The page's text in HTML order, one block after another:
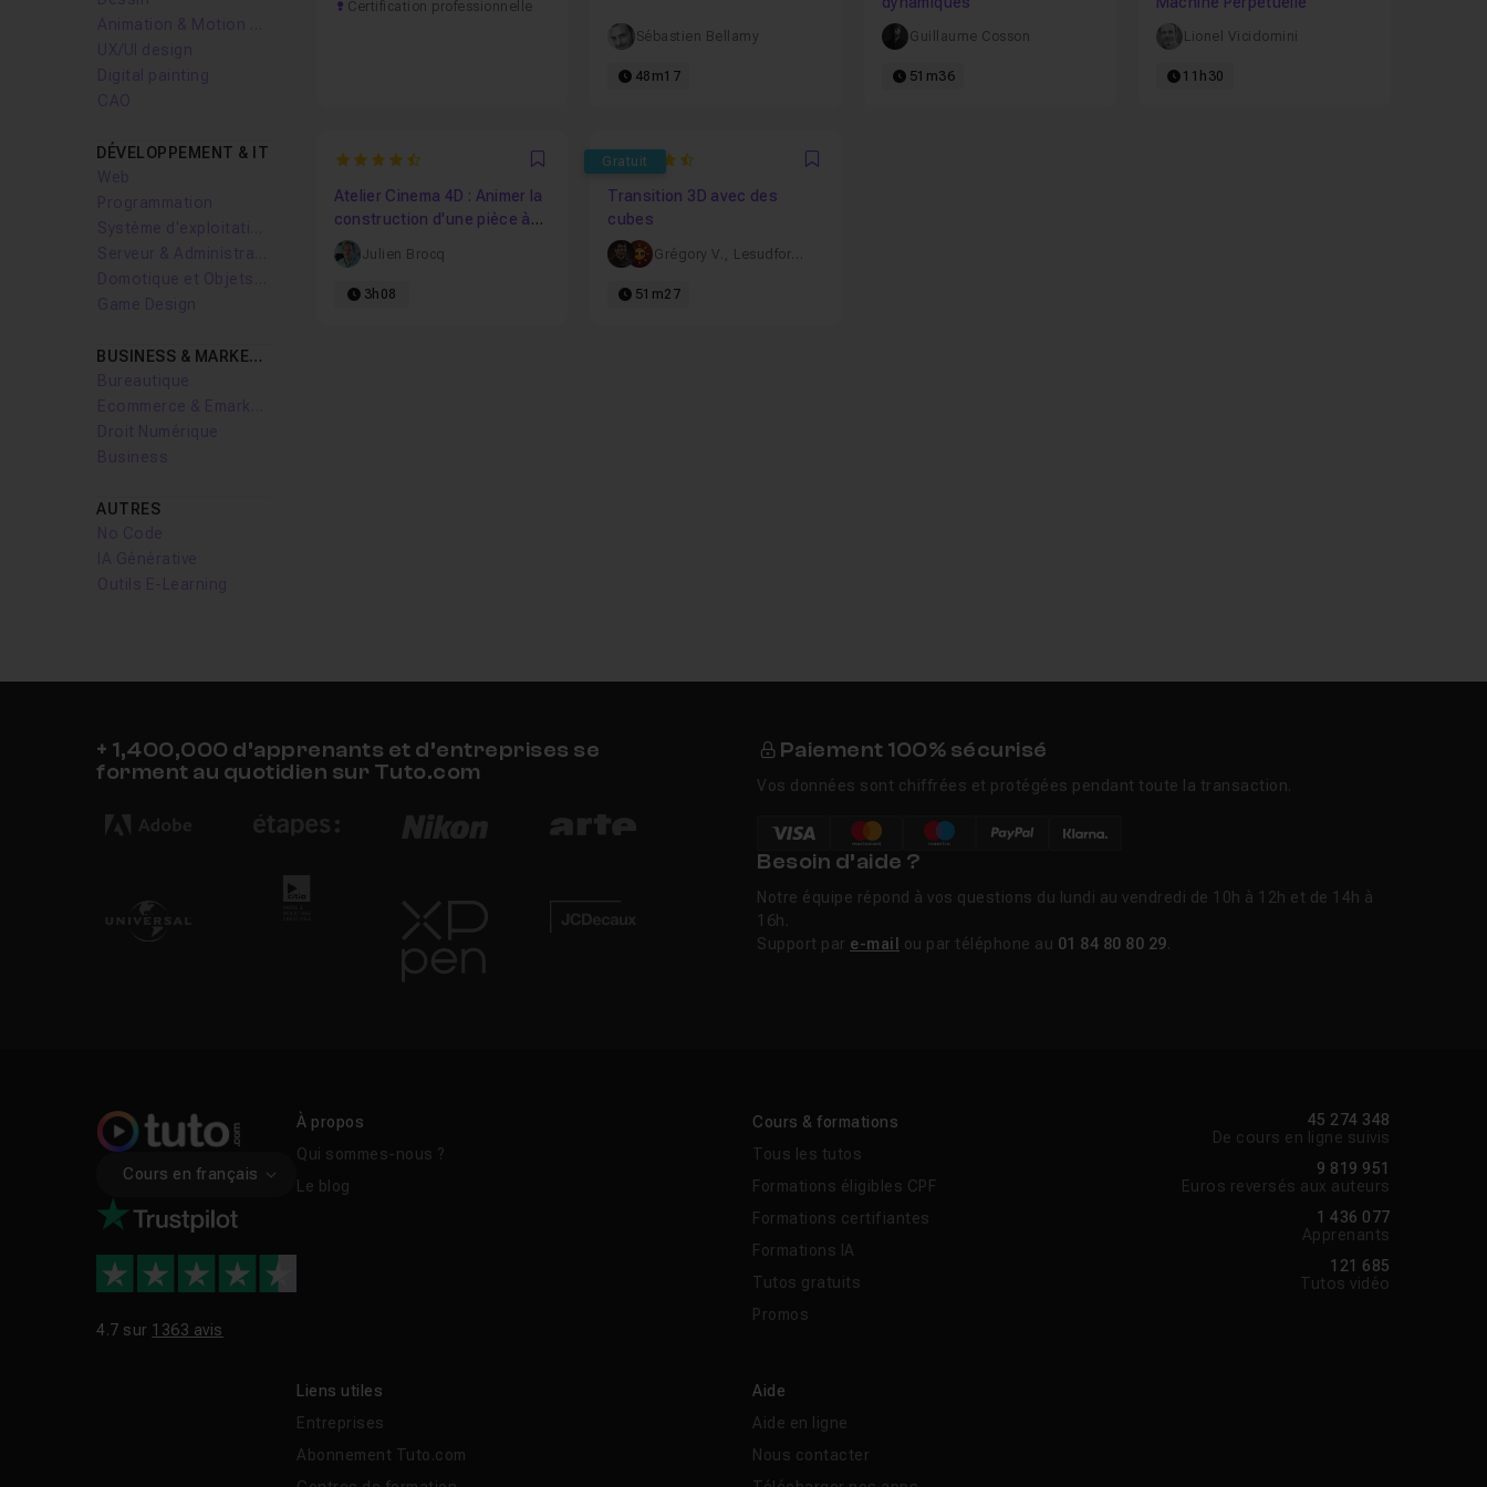
UX/UI design
Digital painting
CAO
DÉVELOPPEMENT & IT
Web
Programmation
Game Design
BUSINESS & MARKETING
Bureautique
Droit Numérique
Business
AUTRES
No Code
IA Générative
Outils E-Learning
Certification professionnelle
Sébastien Bellamy
48m17
Guillaume Cosson
51m36
Lionel Vicidomini
11h30
4.8235294117647 Favori
Atelier Cinema 4D : Animer la
construction d'une pièce à
l'aide des données
utilisateurs
Julien Brocq
3h08
Gratuit
4.8235294117647 Favori
Transition 3D avec des
cubes
Grégory V.
51m27
+ 1,400,000 d’apprenants et d’entreprises se
forment au quotidien sur Tuto.com
Paiement 100% sécurisé
Vos données sont chiffrées et protégées pendant toute la transaction.
Besoin d’aide ?
Notre équipe répond à vos questions du lundi au vendredi de 10h à 12h et de 14h à
16h.
Support par e-mail ou par téléphone au 01 84 80 80 29
Cours en français
4.7 sur 1363 avis
À propos
Qui sommes-nous ?
Le blog
Cours & formations
Tous les tutos
Formations éligibles CPF
Formations certifiantes
Formations IA
Tutos gratuits
Promos
Liens utiles
Entreprises
Abonnement Tuto.com
Aide
Aide en ligne
Nous contacter
45 274 348
De cours en ligne suivis
9 819 951
Euros reversés aux auteurs
1 436 077
Apprenants
121 685
Tutos vidéo